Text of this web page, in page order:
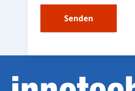
Senden